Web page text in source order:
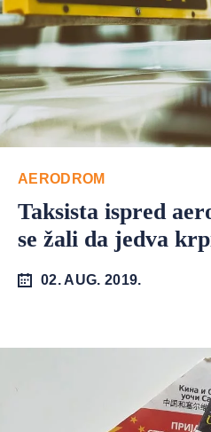
AERODROM
Taksista ispred
se žali da jedva
02. AUG. 2019.